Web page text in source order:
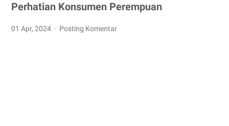
Perhatian Konsumen Perempuan
01 Apr, 2024 Posting Komentar